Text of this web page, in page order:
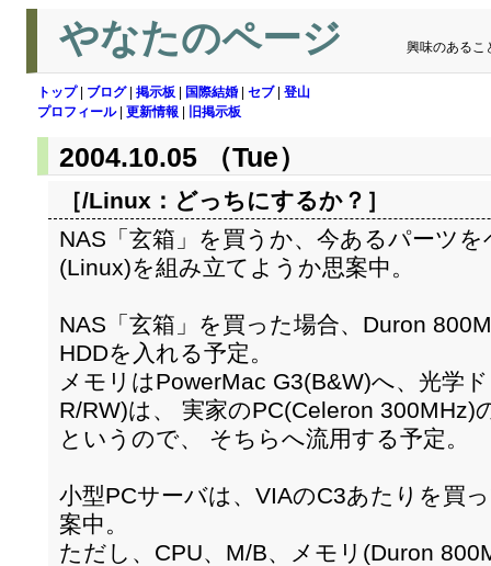
やなたのページ 興味のあるこ
トップ| ブログ| 掲示板 国際結婚 セブ| 登山
プロフィール| 更新情報 旧掲示板
2004.10.05 （Tue）
［/Linux： どっちにするか？ ］
NAS「玄箱」を買うか、今あるパーツ
(Linux)を組み立てようか思案中。
NAS「玄箱」を買った場合、Duron
HDDを入れる予定。
メモリはPowerMac G3(B&W)へ、光学
R/RW)は、 実家のPC(Celeron 300MHz)
というので、 そちらへ流用する予定。
小型PCサーバは、VIAのC3あたりを買
案中。
ただし、CPU、M/B、メモリ(Duron